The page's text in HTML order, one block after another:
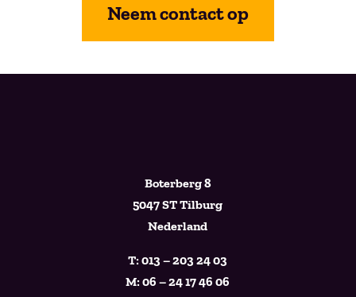
Neem contact op
Boterberg 8
5047 ST Tilburg
Nederland
T: 013 – 203 24 03
M: 06 – 24 17 46 06